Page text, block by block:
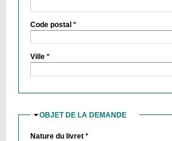
Code postal*
Ville*
MASQUER
OBJET DE LA DEMANDE
Nature du livret*